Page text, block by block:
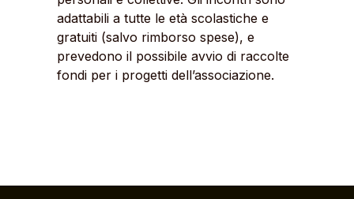
adattabili a tutte le età scolastiche e
gratuiti (salvo rimborso spese), e
prevedono il possibile avvio di raccolte
fondi per i progetti dell’associazione.